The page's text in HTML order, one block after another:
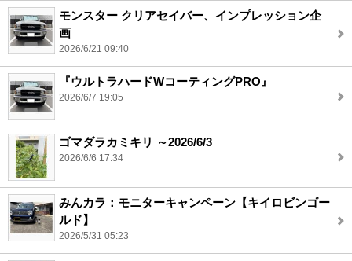
モンスター クリアセイバー、インプレッション企
画
2026/6/21 09:40
『ウルトラハードWコーティングPRO』
2026/6/7 19:05
ゴマダラカミキリ ～2026/6/3
2026/6/6 17:34
みんカラ：モニターキャンペーン【キイロビンゴー
ルド】
2026/5/31 05:23